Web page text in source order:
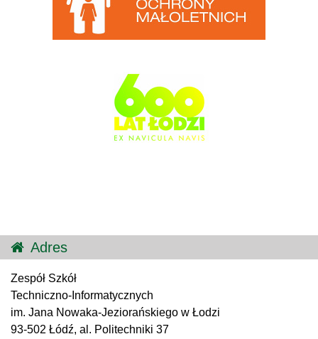
Adres
Zespół Szkół
Techniczno-Informatycznych
im. Jana Nowaka-Jeziorańskiego w Łodzi
93-502 Łódź, al. Politechniki 37